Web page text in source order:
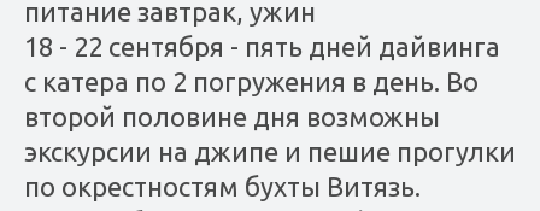
питание завтрак, ужин
18 - 22 сентября - пять дней дайвинга
с катера по 2 погружения в день. Во
второй половине дня возможны
экскурсии на джипе и пешие прогулки
по окрестностям бухты Витязь.